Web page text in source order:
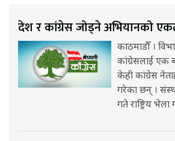
देश र कांग्रेस जोड्ने अभियानको
काठमाडौँ ।
कांग्रेसलाई एक
केही कांग्रेस
गरेका छन् ।
गते राष्ट्रिय